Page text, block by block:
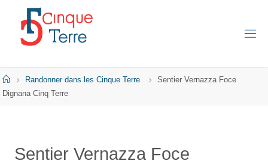
content
Q
E
HomeRandonner dans les Cinque Terre
Sentier Vernazza Foce
Dignana Cinq Terre
Sentier Vernazza Foce